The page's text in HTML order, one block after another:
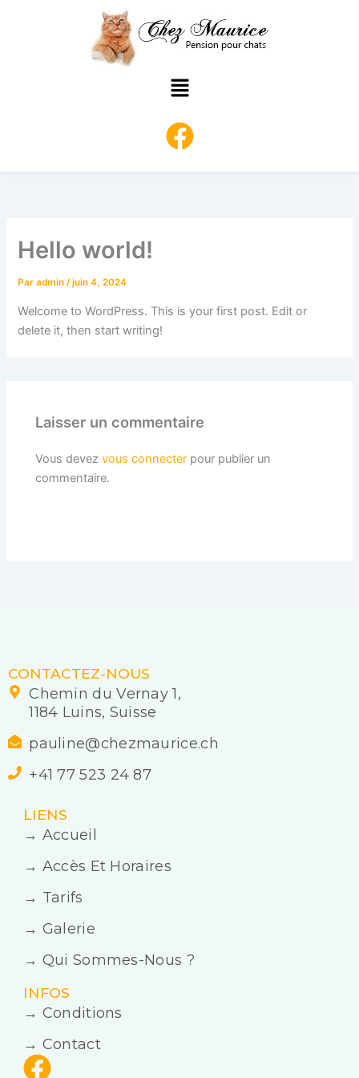
Main
Menu
Hello world!
Paradmin/juin 4, 2024
Welcome to WordPress. This is your first post. Edit or
delete it, then start writing!
Laisser un commentaire
Vous devezvous connecter pour publier un
commentaire.
CONTACTEZ-NOUS
Chemin du Vernay 1,
1184 Luins, Suisse
pauline@chezmaurice.ch
+41 77 523 24 87
LIENS
→ Accueil
→ Accès Et Horaires
→ Tarifs
→ Galerie
→ Qui Sommes-Nous ?
INFOS
→ Conditions
→ Contact